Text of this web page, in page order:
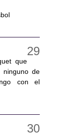
que
ninguno de
con el